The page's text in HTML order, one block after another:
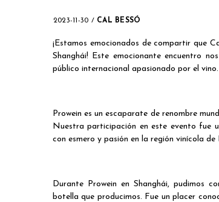
2023-11-30 / CAL BESSÓ
¡Estamos emocionados de compartir que
Shanghái! Este emocionante encuentro
público internacional apasionado por el vino.
Prowein es un escaparate de renombre
Nuestra participación en este evento fue
con esmero y pasión en la región vinícola de
Durante Prowein en Shanghái, pudimos
botella que producimos. Fue un placer